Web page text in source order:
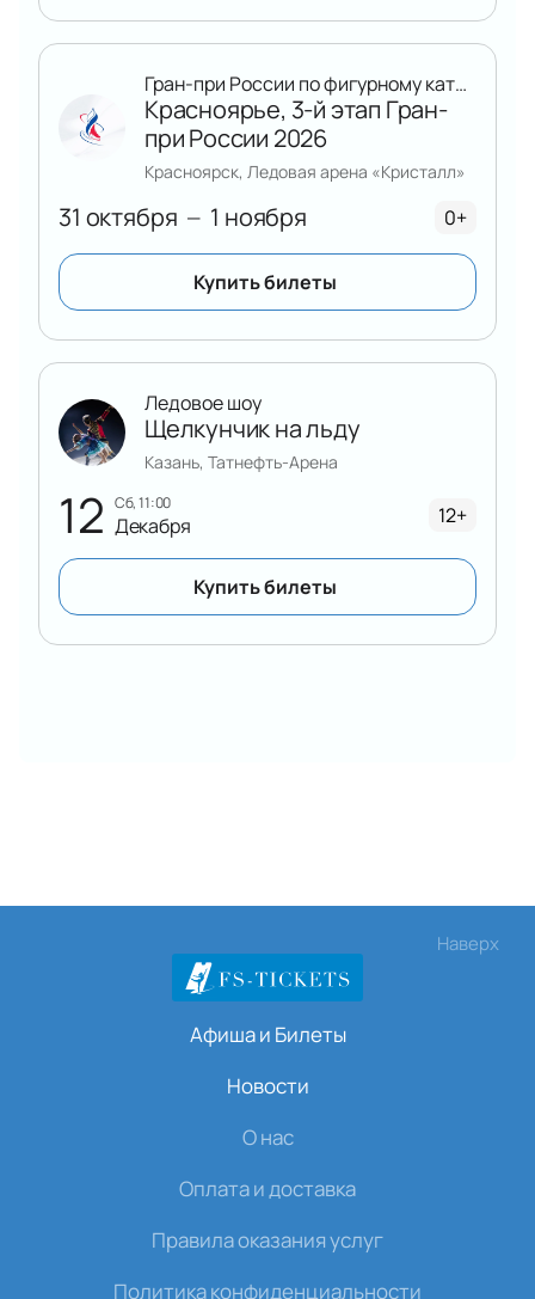
31 октября — 1 ноября
Гран-при России по фигурному катанию
Красноярье, 3-й этап Гран-
при России 2026
Красноярск, Ледовая арена «Кристалл»
0+
Купить билеты
12 сб, 11:00
Декабря
Ледовое шоу
Щелкунчик на льду
Казань, Татнефть-Арена
12+
Купить билеты
Наверх
Афиша и Билеты
Новости
О нас
Оплата и доставка
Правила оказания услуг
Политика конфиденциальности